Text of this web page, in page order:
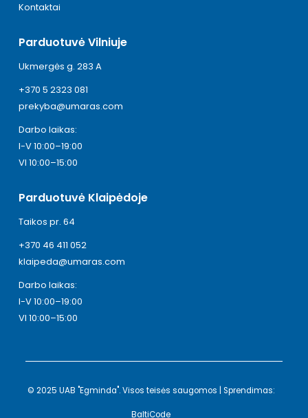
Kontaktai
Parduotuvė Vilniuje
Ukmergės g. 283 A
+370 5 2323 081
prekyba@umaras.com
Darbo laikas:
I-V 10:00–19:00
VI 10:00–15:00
Parduotuvė Klaipėdoje
Taikos pr. 64
+370 46 411 052
klaipeda@umaras.com
Darbo laikas:
I-V 10:00–19:00
VI 10:00–15:00
© 2025 UAB "Egminda". Visos teisės saugomos | Sprendimas:
BaltiCode